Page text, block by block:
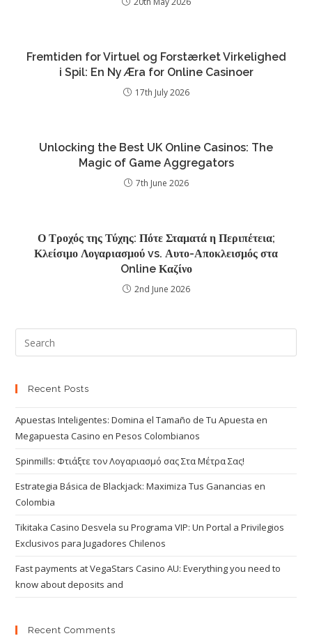
Fremtiden for Virtuel og Forstærket Virkelighed
i Spil: En Ny Æra for Online Casinoer
17th July 2026
Unlocking the Best UK Online Casinos: The
Magic of Game Aggregators
7th June 2026
Ο Τροχός της Τύχης: Πότε Σταματά η Περιπέτεια;
Κλείσιμο Λογαριασμού vs. Αυτο-Αποκλεισμός στα
Online Καζίνο
2nd June 2026
Recent Posts
Apuestas Inteligentes: Domina el Tamaño de Tu Apuesta en
Megapuesta Casino en Pesos Colombianos
Spinmills: Φτιάξτε τον Λογαριασμό σας Στα Μέτρα Σας!
Estrategia Básica de Blackjack: Maximiza Tus Ganancias en
Colombia
Tikitaka Casino Desvela su Programa VIP: Un Portal a Privilegios
Exclusivos para Jugadores Chilenos
Fast payments at VegaStars Casino AU: Everything you need to
know about deposits and
Recent Comments